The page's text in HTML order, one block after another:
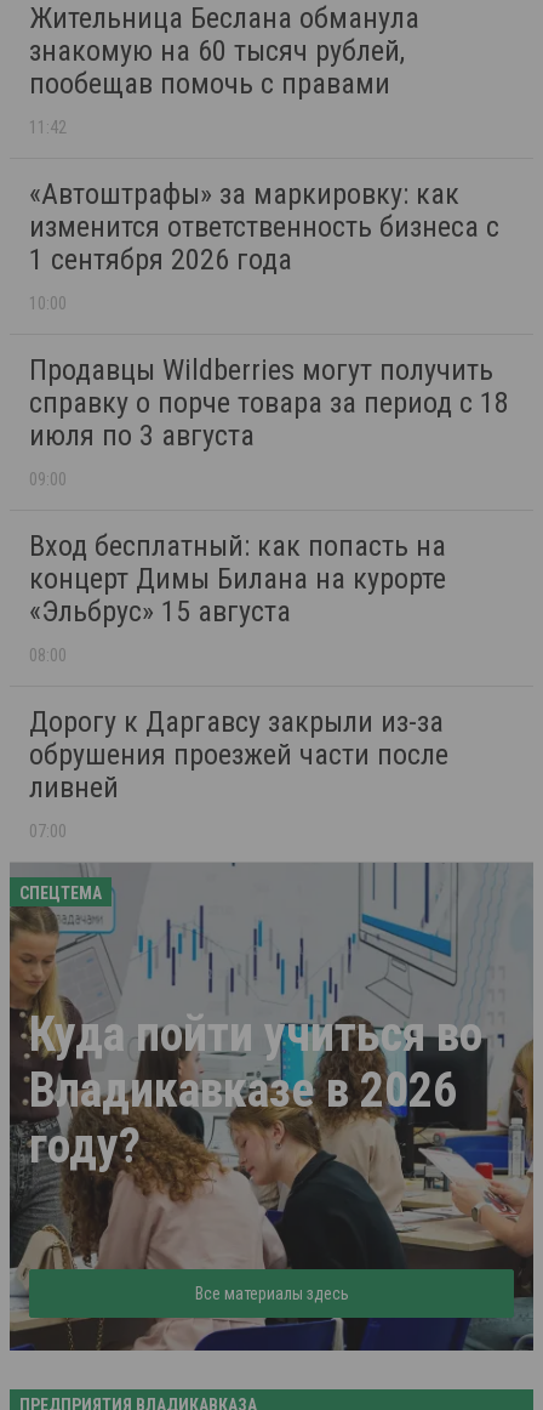
Жительница Беслана обманула
знакомую на 60 тысяч рублей,
пообещав помочь с правами
11:42
«Автоштрафы» за маркировку: как
изменится ответственность бизнеса с
1 сентября 2026 года
10:00
Продавцы Wildberries могут получить
справку о порче товара за период с 18
июля по 3 августа
09:00
Вход бесплатный: как попасть на
концерт Димы Билана на курорте
«Эльбрус» 15 августа
08:00
Дорогу к Даргавсу закрыли из-за
обрушения проезжей части после
ливней
07:00
СПЕЦТЕМА
Куда пойти учиться во
Владикавказе в 2026
году?
Все материалы здесь
ПРЕДПРИЯТИЯ ВЛАДИКАВКАЗА